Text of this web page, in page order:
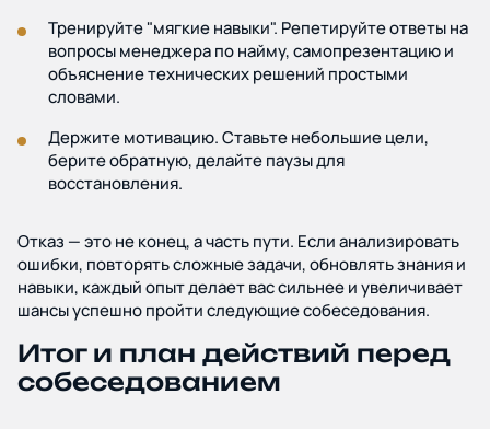
Тренируйте "мягкие навыки". Репетируйте ответы на
вопросы менеджера по найму, самопрезентацию и
объяснение технических решений простыми
словами.
Держите мотивацию. Ставьте небольшие цели,
берите обратную, делайте паузы для
восстановления.
Отказ — это не конец, а часть пути. Если анализировать
ошибки, повторять сложные задачи, обновлять знания и
навыки, каждый опыт делает вас сильнее и увеличивает
шансы успешно пройти следующие собеседования.
Итог и план действий перед
собеседованием